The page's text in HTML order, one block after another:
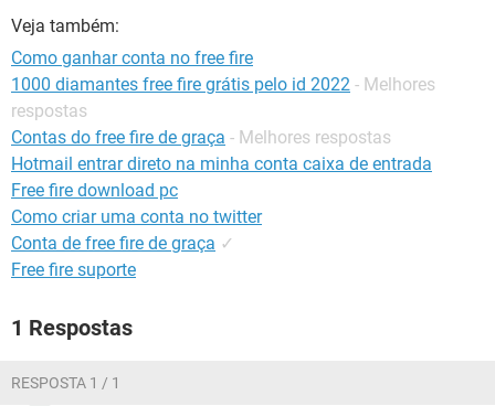
Veja também:
Como ganhar conta no free fire
1000 diamantes free fire grátis pelo id 2022 - Melhores
respostas
Contas do free fire de graça - Melhores respostas
Hotmail entrar direto na minha conta caixa de entrada
Free fire download pc
Como criar uma conta no twitter
Conta de free fire de graça ✓
Free fire suporte
1 Respostas
RESPOSTA 1 / 1